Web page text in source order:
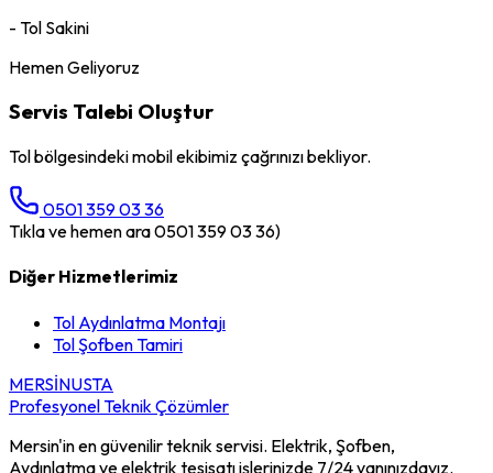
- Tol Sakini
Hemen Geliyoruz
Servis Talebi Oluştur
Tolbölgesindeki mobil ekibimiz çağrınızı bekliyor.
0501 359 03 36
Tıkla ve hemen ara 0501 359 03 36)
Diğer Hizmetlerimiz
Tol Aydınlatma Montajı
TolŞofben Tamiri
MERSİNUSTA
Profesyonel Teknik Çözümler
Mersin'in en güvenilir teknik servisi. Elektrik, Şofben,
Aydınlatma ve elektrik tesisatı işlerinizde 7/24 yanınızdayız.